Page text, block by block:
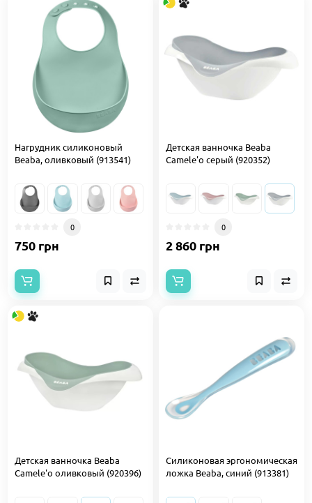
Нагрудник силиконовый
Beaba, оливковый (913541)
0
750 грн
Детская ванночка Beaba
Camele'о серый (920352)
0
2 860 грн
Детская ванночка Beaba
Camele'о оливковый (920396)
Силиконовая эргономическая
ложка Beaba, синий (913381)